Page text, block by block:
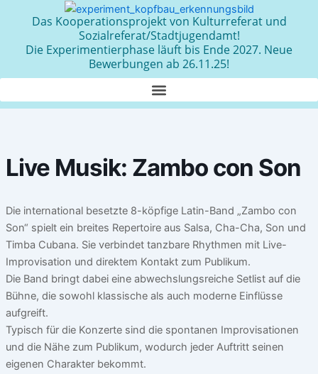
Das Kooperationsprojekt von Kulturreferat und
Sozialreferat/Stadtjugendamt!
Die Experimentierphase läuft bis Ende 2027. Neue
Bewerbungen ab 26.11.25!
Live Musik: Zambo con Son
Die international besetzte 8-köpfige Latin-Band „Zambo con
Son“ spielt ein breites Repertoire aus Salsa, Cha-Cha, Son und
Timba Cubana. Sie verbindet tanzbare Rhythmen mit Live-
Improvisation und direktem Kontakt zum Publikum.
Die Band bringt dabei eine abwechslungsreiche Setlist auf die
Bühne, die sowohl klassische als auch moderne Einflüsse
aufgreift.
Typisch für die Konzerte sind die spontanen Improvisationen
und die Nähe zum Publikum, wodurch jeder Auftritt seinen
eigenen Charakter bekommt.